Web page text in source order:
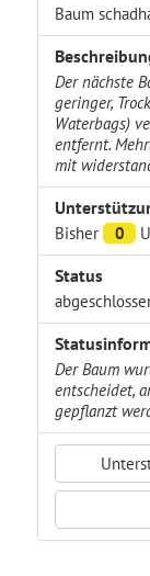
Baum
Der nächste
geringer,
Waterbags)
entfernt.
mit
Bisher 0
Status
Der Baum
entscheidet,
gepflanzt